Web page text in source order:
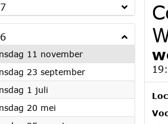
11 november2026
23 september2026
1 juli
20 mei